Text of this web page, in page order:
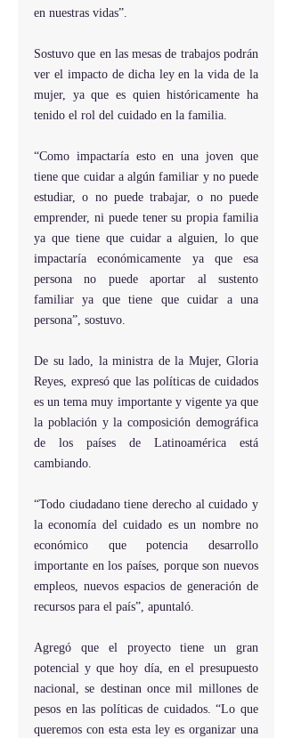
en nuestras vidas”.
Sostuvo que en las mesas de trabajos podrán
ver el impacto de dicha ley en la vida de la
mujer, ya que es quien históricamente ha
tenido el rol del cuidado en la familia.
“Como impactaría esto en una joven que
tiene que cuidar a algún familiar y no puede
estudiar, o no puede trabajar, o no puede
emprender, ni puede tener su propia familia
ya que tiene que cuidar a alguien, lo que
impactaría económicamente ya que esa
persona no puede aportar al sustento
familiar ya que tiene que cuidar a una
persona”, sostuvo.
De su lado, la ministra de la Mujer, Gloria
Reyes, expresó que las políticas de cuidados
es un tema muy importante y vigente ya que
la población y la composición demográfica
de los países de Latinoamérica está
cambiando.
“Todo ciudadano tiene derecho al cuidado y
la economía del cuidado es un nombre no
económico que potencia desarrollo
importante en los países, porque son nuevos
empleos, nuevos espacios de generación de
recursos para el país”, apuntaló.
Agregó que el proyecto tiene un gran
potencial y que hoy día, en el presupuesto
nacional, se destinan once mil millones de
pesos en las políticas de cuidados. “Lo que
queremos con esta esta ley es organizar una